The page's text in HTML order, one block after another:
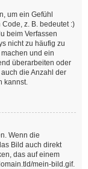
um ein Gefühl
z. B. bedeutet :)
beim Verfassen
nicht zu häufig zu
und ein
überarbeiten oder
die Anzahl der
kannst.
Wenn die
Bild auch direkt
das auf einem
mein-bild.gif.